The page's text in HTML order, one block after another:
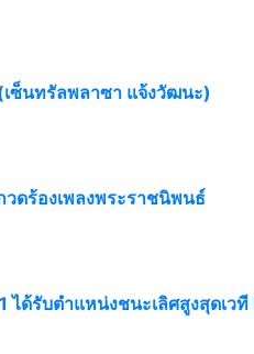
ซ็นทรัลพลาซา แจ้งวัฒนะ)
ดร้องเพลงพระราชนิพนธ์
ด้รับตำแหน่งชนะเลิศสูงสุดเว